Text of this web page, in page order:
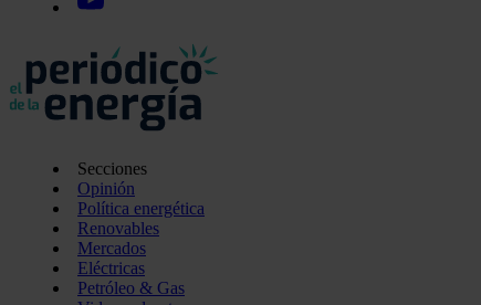
Secciones
Opinión
Política energética
Renovables
Mercados
Eléctricas
Petróleo & Gas